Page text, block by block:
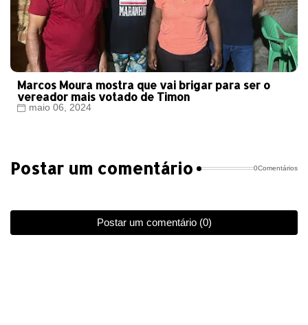
Marcos Moura mostra que vai brigar para ser o
vereador mais votado de Timon
maio 06, 2024
Postar um comentário 0Comentários
Postar um comentário (0)